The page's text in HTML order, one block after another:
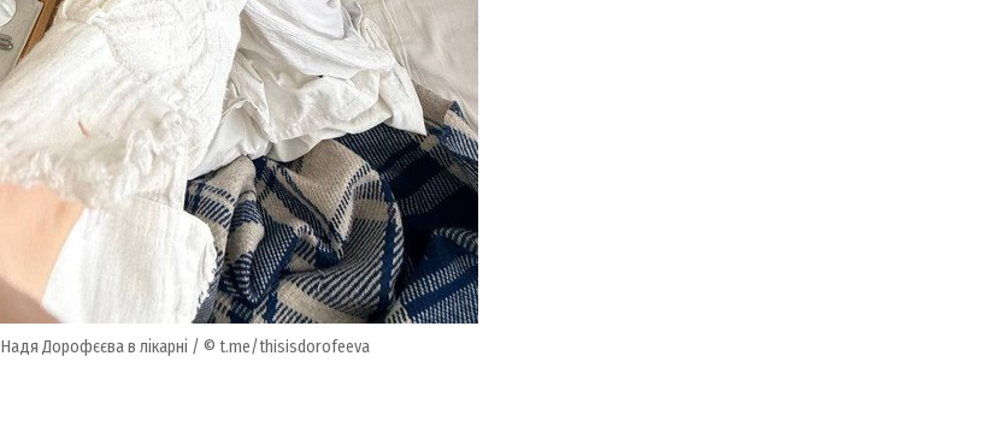
Надя Дорофєєва в лікарні / © t.me/thisisdorofeeva